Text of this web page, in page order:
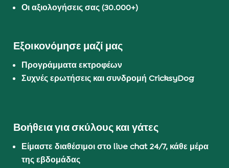
Οι αξιολογήσεις σας (30.000+)
Εξοικονόμησε μαζί μας
Προγράμματα εκτροφέων
Συχνές ερωτήσεις και συνδρομή CricksyDog
Βοήθεια για σκύλους και γάτες
Είμαστε διαθέσιμοι στο live chat 24/7, κάθε μέρα
της εβδομάδας